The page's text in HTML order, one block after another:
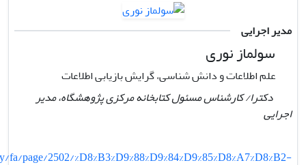
مدیر اجرایی
سولماز نوری
علم اطلاعات و دانش شناسی، گرایش بازیابی اطلاعات
دکترا/ کارشناس مسئول کتابخانه مرکزی پژوهشگاه، مدیر
اجرایی
page/2502/%D8%B3%D9%88%D9%84%D9%85%D8%A7%D8%B2-